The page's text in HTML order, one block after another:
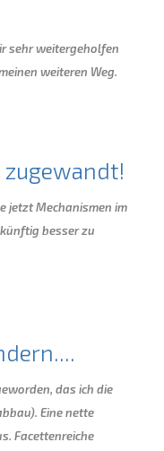
sehr weitergeholfen
weiteren Weg.
zugewandt!
jetzt Mechanismen im
besser zu
das ich die
Eine nette
Facettenreiche